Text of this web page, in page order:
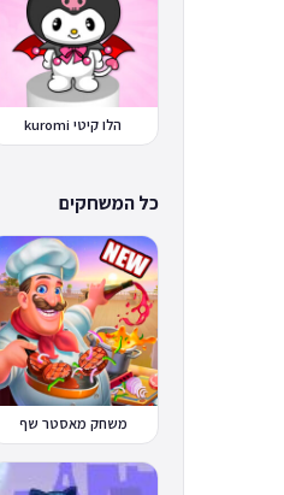
הלו קיטי kuromi
כל המשחקים
משחק מאסטר שף